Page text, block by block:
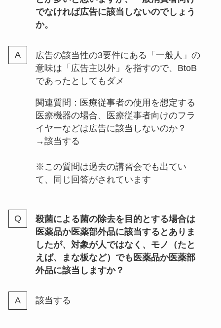
でなければ広告に該当しないのでしょう
か。
広告の該当性の3要件にある「一般人」の
意味は「広告主以外」を指すので、BtoB
であったとしてもダメ
関連質問：医療従事者の使用を想定する
医療機器の場合、医療従事者向けのフラ
イヤーなどは広告に該当しないのか？
→該当する
※この質問は過去の講習会でも出てい
て、同じ回答がされています
殺菌による菌の除去を目的とする場合は
医薬品か医薬部外品に該当するとありま
したが、対象が人ではなく、モノ（たと
えば、まな板など）でも医薬品か医薬部
外品に該当しますか？
該当する